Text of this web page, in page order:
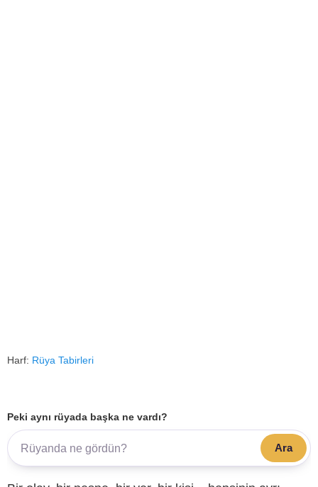
Harf: Rüya Tabirleri
Peki aynı rüyada başka ne vardı?
Ara